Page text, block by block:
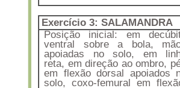
Exercício 3: SALAMANDRA
Posição inicial: em
ventral sobre a bola,
apoiadas no solo, em
reta, em direção ao ombro,
em flexão dorsal apoiados
solo, coxo-femural em